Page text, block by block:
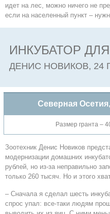
идет на лес, можно ничего не
если на населенный пункт –
ИНКУБАТОР
ДЕНИС НОВИКОВ, 24
Северная
Размер гранта –
Зоотехник Денис Новиков
модернизации домашних
рублей, но из-за неправильно
только 260 тысяч. Но и этого
– Сначала я сделал шесть
спрос упал: все-таки людям